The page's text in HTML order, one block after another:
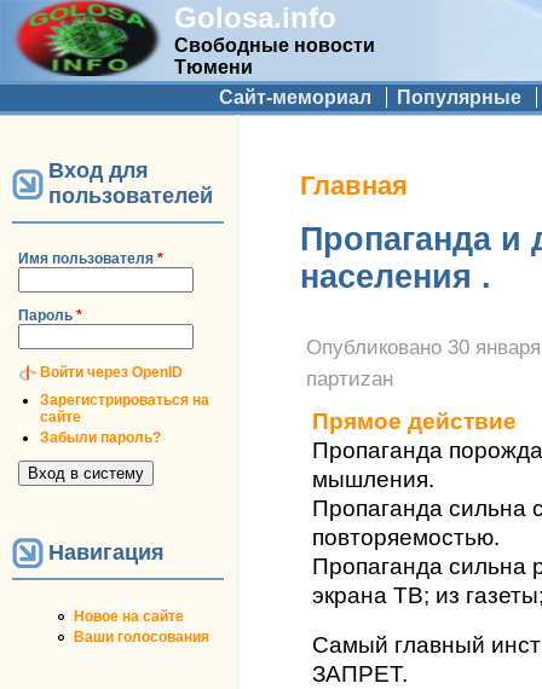
Golosa.info
Свободные новости
Тюмени
Дополнительное меню
Сайт-мемориал Популярные
Вход для
пользователей
Имя пользователя *
Пароль *
Войти через OpenID
Зарегистрироваться на
сайте
Забыли пароль?
Навигация
Новое на сайте
Ваши голосования
Вы здесь
Главная
Пропаганда и
населения .
Опубликовано 30
партиzан
Прямое действие
Пропаганда
мышления.
Пропаганда сильна
повторяемостью.
Пропаганда сильна
экрана ТВ; из
Самый главный
ЗАПРЕТ.